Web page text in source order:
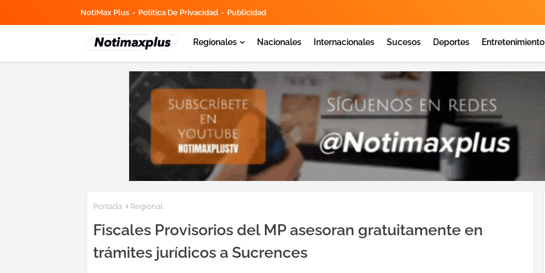
NotiMax Plus Política De Privacidad Publicidad
Regionales Nacionales Internacionales Sucesos Deportes Entretenimiento
Portada Regional
Fiscales Provisorios del MP asesoran gratuitamente en
trámites jurídicos a Sucrences